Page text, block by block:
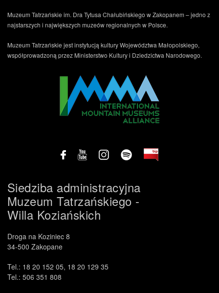
Muzeum Tatrzańskie im. Dra Tytusa Chałubińskiego w Zakopanem – jedno z
najstarszych i największych muzeów regionalnych w Polsce.
Muzeum Tatrzańskie jest instytucją kultury Województwa Małopolskiego,
współprowadzoną przez Ministerstwo Kultury i Dziedzictwa Narodowego.
Siedziba administracyjna
Muzeum Tatrzańskiego -
Willa Koziańskich
Droga na Koziniec 8
34-500 Zakopane
Tel.: 18 20 152 05, 18 20 129 35
Tel.: 506 351 808